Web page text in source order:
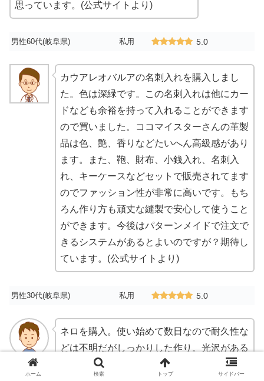
思っています。(公式サイトより)
男性60代(岐阜県) 私用 5.0
カウアレオバルアの名刺入れを購入しまし
た。色は深緑です。この名刺入れは他にカー
ドなども余裕を持って入れることができます
ので買いました。ココマイスターさんの革製
品は色、艶、香りなどたいへん高級感があり
ます。また、鞄、財布、小銭入れ、名刺入
れ、キーケースなどセットで販売されてます
のでファッション性が非常に高いです。もち
ろん作り方も頑丈な縫製で安心して使うこと
ができます。今後はパターンメイドで注文で
きるシステムがあるとよいのですが？期待し
ています。(公式サイトより)
男性30代(岐阜県) 私用 5.0
ネロを購入。使い始めて数日なので耐久性な
どは不明だがしっかりした作り。光沢がある
が落ち着いた印象でビジネスシーンに合う。
ホーム 検索 トップ サイドバー